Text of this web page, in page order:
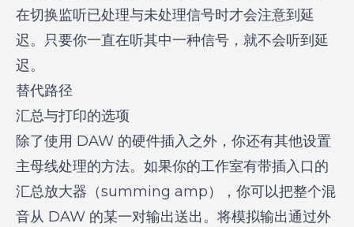
在切换监听已处理与未处理信号时才会注意到延
迟。只要你一直在听其中一种信号，就不会听到延
迟。
替代路径
汇总与打印的选项
除了使用 DAW 的硬件插入之外，你还有其他设置
主母线处理的方法。如果你的工作室有带插入口的
汇总放大器（summing amp），你可以把整个混
音从 DAW 的某一对输出送出。将模拟输出通过外